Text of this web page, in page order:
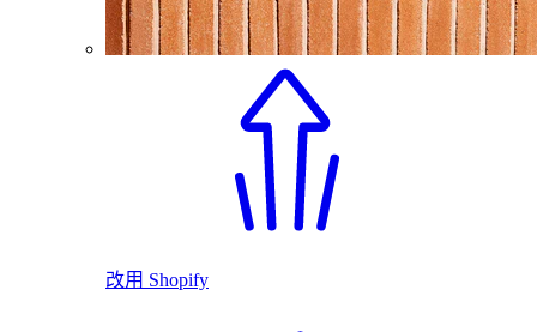
改用 Shopify